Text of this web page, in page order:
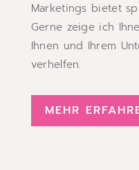
Marketings bietet
Gerne zeige ich
Ihnen und Ihrem
verhelfen.
MEHR